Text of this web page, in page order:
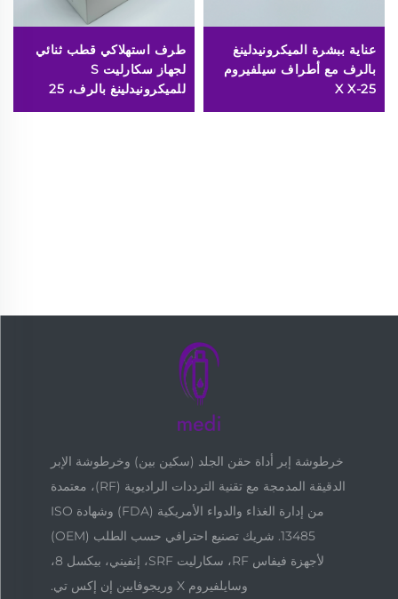
عناية ببشرة الميكرونيدلينغ
بالرف مع أطراف سيلفيروم
X X-25
طرف استهلاكي قطب ثنائي
لجهاز سكارليت S
للميكرونيدلينغ بالرف، 25
دبوسًا
خرطوشة إبر أداة حقن الجلد (سكين بين) وخرطوشة الإبر
الدقيقة المدمجة مع تقنية الترددات الراديوية (RF)، معتمدة
من إدارة الغذاء والدواء الأمريكية (FDA) وشهادة ISO
13485. شريك تصنيع احترافي حسب الطلب (OEM)
لأجهزة فيفاس RF، سكارليت SRF، إنفيني، بيكسل 8،
وسايلفيروم X وريجوفابين إن إكس تي.